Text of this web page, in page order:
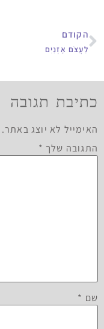
הקודם
לַעֲצֹם אָזְנַיִם
כתיבת תגובה
האימייל לא יוצג באתר.
התגובה שלך *
שם *